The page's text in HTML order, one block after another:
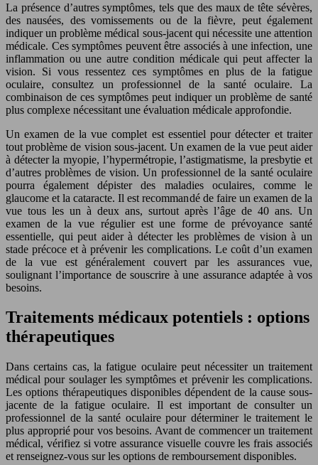
La présence d’autres symptômes, tels que des maux de tête sévères,
des nausées, des vomissements ou de la fièvre, peut également
indiquer un problème médical sous-jacent qui nécessite une attention
médicale. Ces symptômes peuvent être associés à une infection, une
inflammation ou une autre condition médicale qui peut affecter la
vision. Si vous ressentez ces symptômes en plus de la fatigue
oculaire, consultez un professionnel de la santé oculaire. La
combinaison de ces symptômes peut indiquer un problème de santé
plus complexe nécessitant une évaluation médicale approfondie.
Un examen de la vue complet est essentiel pour détecter et traiter
tout problème de vision sous-jacent. Un examen de la vue peut aider
à détecter la myopie, l’hypermétropie, l’astigmatisme, la presbytie et
d’autres problèmes de vision. Un professionnel de la santé oculaire
pourra également dépister des maladies oculaires, comme le
glaucome et la cataracte. Il est recommandé de faire un examen de la
vue tous les un à deux ans, surtout après l’âge de 40 ans. Un
examen de la vue régulier est une forme de prévoyance santé
essentielle, qui peut aider à détecter les problèmes de vision à un
stade précoce et à prévenir les complications. Le coût d’un examen
de la vue est généralement couvert par les assurances vue,
soulignant l’importance de souscrire à une assurance adaptée à vos
besoins.
Traitements médicaux potentiels : options
thérapeutiques
Dans certains cas, la fatigue oculaire peut nécessiter un traitement
médical pour soulager les symptômes et prévenir les complications.
Les options thérapeutiques disponibles dépendent de la cause sous-
jacente de la fatigue oculaire. Il est important de consulter un
professionnel de la santé oculaire pour déterminer le traitement le
plus approprié pour vos besoins. Avant de commencer un traitement
médical, vérifiez si votre assurance visuelle couvre les frais associés
et renseignez-vous sur les options de remboursement disponibles.